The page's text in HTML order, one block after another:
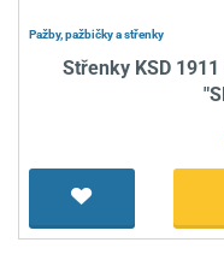
Pažby, pažbičky a střenky
Střenky KSD